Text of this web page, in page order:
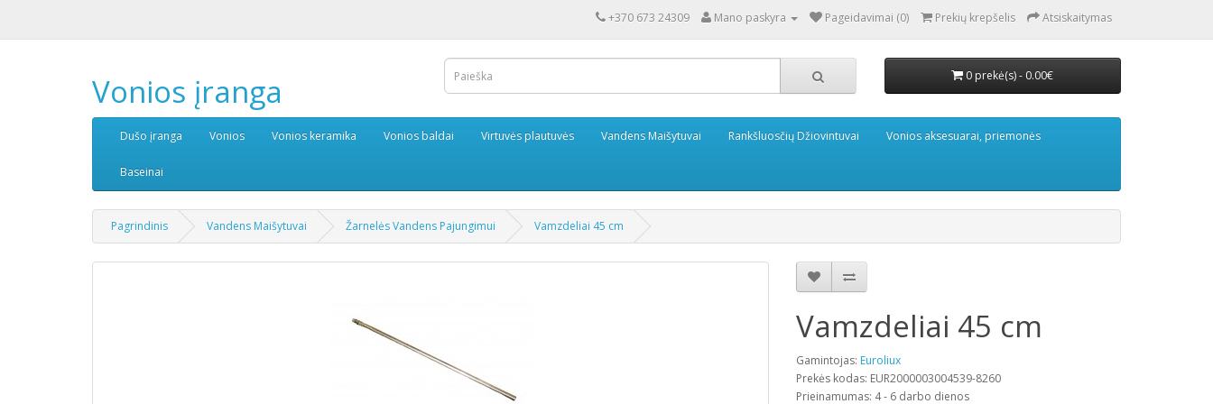
+370 673 24309 Mano paskyra Pageidavimai (0) Prekių krepšelis Atsiskaitymas
Vonios įranga 0 prekė(s) - 0.00€
Dušo įranga Vonios Vonios keramika Vonios baldai Virtuvės plautuvės Vandens Maišytuvai Rankšluosčių Džiovintuvai Vonios aksesuarai, priemonės
Baseinai
Pagrindinis Vandens Maišytuvai Žarnelės Vandens Pajungimui Vamzdeliai 45 cm
Vamzdeliai 45 cm
Gamintojas: Euroliux
Prekės kodas: EUR2000003004539-8260
Prieinamumas: 4 - 6 darbo dienos